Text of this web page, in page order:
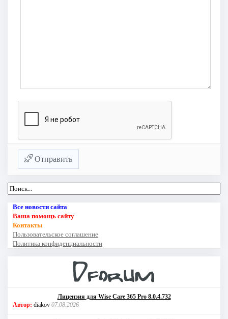
Отправить
Все новости сайта
Ваша помощь сайту
Контакты
Пользовательское соглашение
Политика конфиденциальности
Лицензия для Wise Care 365 Pro 8.0.4.732
Автор: diakov 07.08.2026